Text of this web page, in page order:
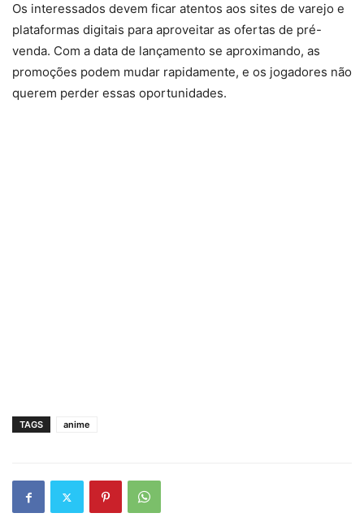
Os interessados devem ficar atentos aos sites de varejo e
plataformas digitais para aproveitar as ofertas de pré-
venda. Com a data de lançamento se aproximando, as
promoções podem mudar rapidamente, e os jogadores não
querem perder essas oportunidades.
TAGS anime